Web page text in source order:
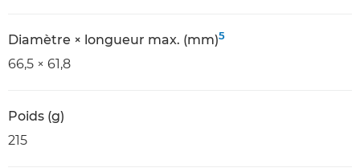
Diamètre × longueur max. (mm)5
66,5 × 61,8
Poids (g)
215